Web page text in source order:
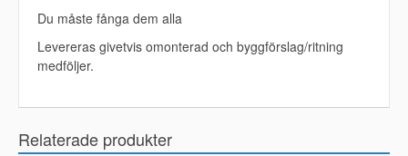
Du måste fånga dem alla
Levereras givetvis omonterad och byggförslag/ritning
medföljer.
Relaterade produkter